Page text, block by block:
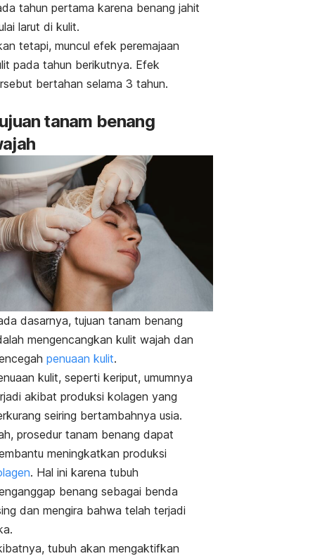
tahun pertama karena benang jahit
larut di kulit.
tetapi, muncul efek peremajaan
pada tahun berikutnya. Efek
bertahan selama 3 tahun.
tanam benang
dasarnya, tujuan tanam benang
mengencangkan kulit wajah dan
penuaan kulit.
kulit, seperti keriput, umumnya
akibat produksi kolagen yang
seiring bertambahnya usia.
prosedur tanam benang dapat
meningkatkan produksi
. Hal ini karena tubuh
benang sebagai benda
dan mengira bahwa telah terjadi
tubuh akan mengaktifkan